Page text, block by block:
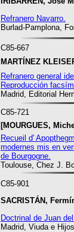
Refranero Navarro.
Burlad-Pamplona,
C85-667
MARTÍNEZ
Refranero general
Reproducción
Madrid, Editorial
C85-721
[MOURGUES,
Recueil d'
modernes mis en
de Bourgogne.
Toulouse, Chez J.
C85-901
SACRISTÁN,
Doctrinal de Juan
Madrid, Viuda e